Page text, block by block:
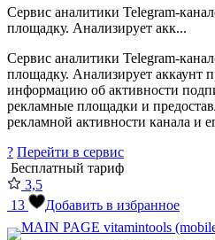
Сервис аналитики Telegram-
площадку. Анализирует акк...
Сервис аналитики Telegram-
площадку. Анализирует аккаунт
информацию об активности
рекламные площадки и
рекламной активности канала и
? Перейти в сервис
Бесплатный тариф
3,5
13
Добавить в избранное